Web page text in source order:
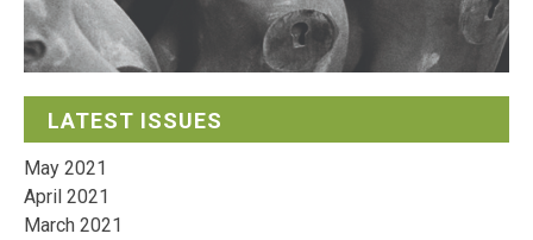
LATEST ISSUES
May 2021
April 2021
March 2021